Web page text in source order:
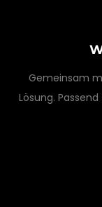
Gemeinsam
Lösung.